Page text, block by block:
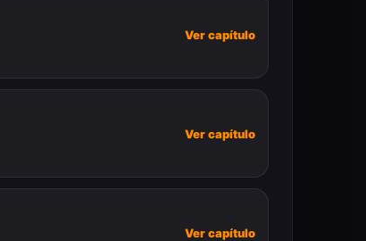
Ver capítulo
Ver capítulo
Ver capítulo